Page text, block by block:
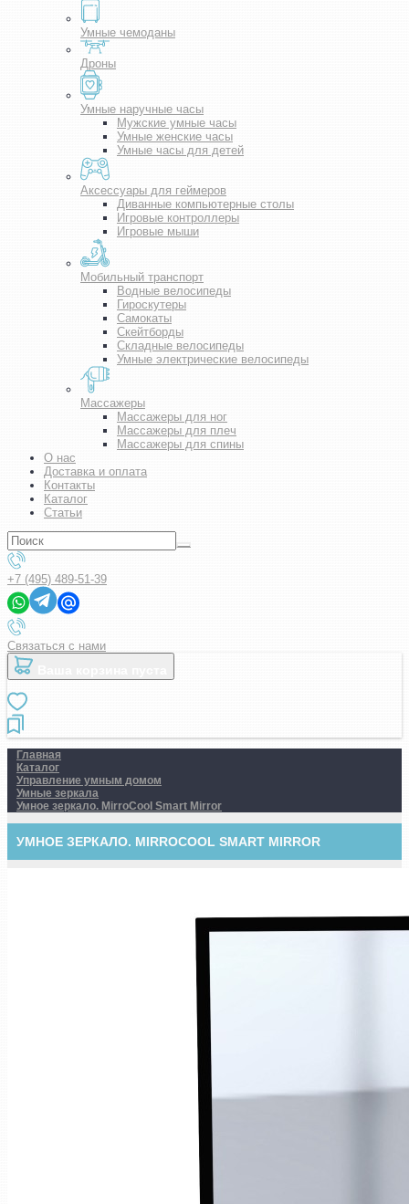
Умные чемоданы
Дроны
Умные наручные часы
Мужские умные часы
Умные женские часы
Умные часы для детей
Аксессуары для геймеров
Диванные компьютерные столы
Игровые контроллеры
Игровые мыши
Мобильный транспорт
Водные велосипеды
Гироскутеры
Самокаты
Скейтборды
Складные велосипеды
Умные электрические велосипеды
Массажеры
Массажеры для ног
Массажеры для плеч
Массажеры для спины
О нас
Доставка и оплата
Контакты
Каталог
Статьи
+7 (495) 489-51-39
Связаться с нами
Главная
Каталог
Управление умным домом
Умные зеркала
Умное зеркало. MirroCool Smart Mirror
УМНОЕ ЗЕРКАЛО. MIRROCOOL SMART MIRROR